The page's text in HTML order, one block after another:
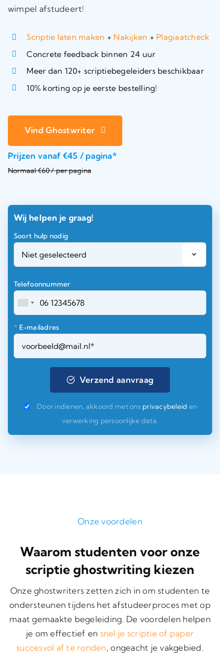
wimpel afstudeert!
Scriptie laten maken + Nakijken + Plagiaatcheck
Concrete feedback binnen 24 uur
Meer dan 120+ scriptiebegeleiders beschikbaar
10% korting op je eerste bestelling!
Vind Ghostwriter
Prijzen vanaf €45 / pagina*
Normaal €60 / per pagina
Wij helpen je graag!
Soort hulp nodig
Telefoonnummer
* E-mailadres
Door indienen, akkoord met ons privacybeleid en
verwerking persoonlijke data.
Onze voordelen
Waarom studenten voor onze
scriptie ghostwriting kiezen
Onze ghostwriters zetten zich in om studenten te
ondersteunen tijdens het afstudeerproces met op
maat gemaakte begeleiding. De voordelen helpen
je om effectief en snel je scriptie of paper
succesvol af te ronden, ongeacht je vakgebied.